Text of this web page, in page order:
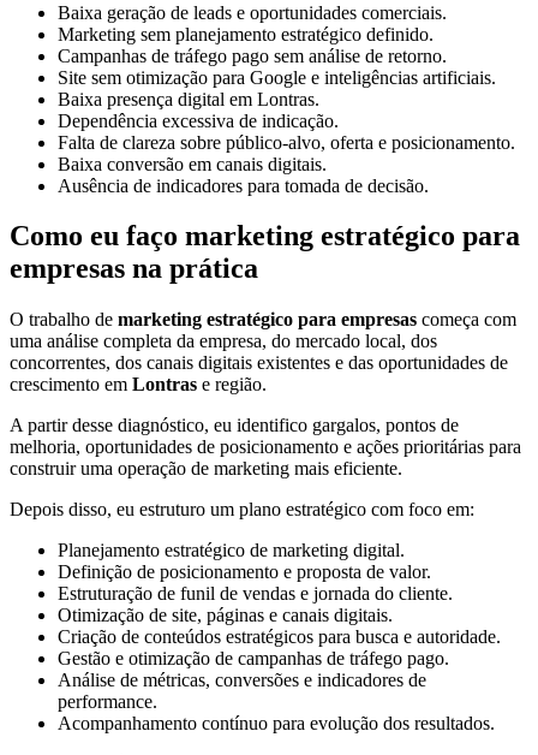
Baixa geração de leads e oportunidades comerciais.
Marketing sem planejamento estratégico definido.
Campanhas de tráfego pago sem análise de retorno.
Site sem otimização para Google e inteligências artificiais.
Baixa presença digital em Lontras.
Dependência excessiva de indicação.
Falta de clareza sobre público-alvo, oferta e posicionamento.
Baixa conversão em canais digitais.
Ausência de indicadores para tomada de decisão.
Como eu faço marketing estratégico para
empresas na prática
O trabalho de marketing estratégico para empresas começa com
uma análise completa da empresa, do mercado local, dos
concorrentes, dos canais digitais existentes e das oportunidades de
crescimento em Lontras e região.
A partir desse diagnóstico, eu identifico gargalos, pontos de
melhoria, oportunidades de posicionamento e ações prioritárias para
construir uma operação de marketing mais eficiente.
Depois disso, eu estruturo um plano estratégico com foco em:
Planejamento estratégico de marketing digital.
Definição de posicionamento e proposta de valor.
Estruturação de funil de vendas e jornada do cliente.
Otimização de site, páginas e canais digitais.
Criação de conteúdos estratégicos para busca e autoridade.
Gestão e otimização de campanhas de tráfego pago.
Análise de métricas, conversões e indicadores de
performance.
Acompanhamento contínuo para evolução dos resultados.